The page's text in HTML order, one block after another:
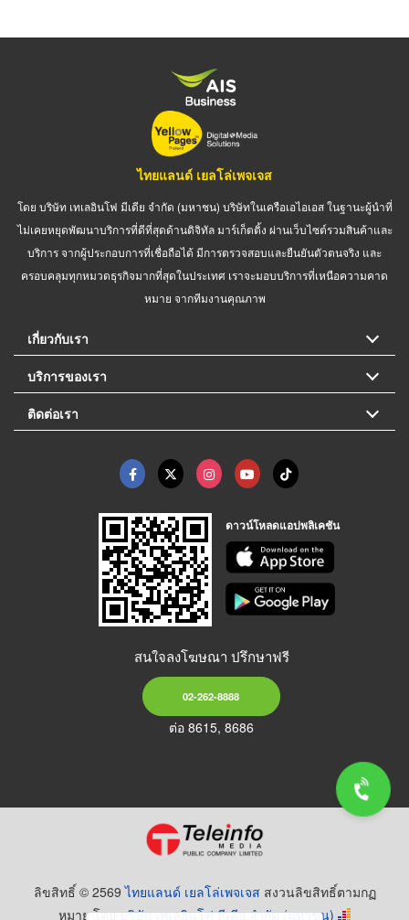
ไทยแลนด์ เยลโล่เพจเจส
โดย บริษัท เทเลอินโฟ มีเดีย จำกัด (มหาชน) บริษัทในเครือเอไอเอส ในฐานะผู้นำที่
ไม่เคยหยุดพัฒนาบริการที่ดีที่สุดด้านดิจิทัล มาร์เก็ตติ้ง ผ่านเว็บไซต์รวมสินค้าและ
บริการ จากผู้ประกอบการที่เชื่อถือได้ มีการตรวจสอบและยืนยันตัวตนจริง และ
ครอบคลุมทุกหมวดธุรกิจมากที่สุดในประเทศ เราจะมอบบริการที่เหนือความคาด
หมาย จากทีมงานคุณภาพ
เกี่ยวกับเรา
บริการของเรา
ติดต่อเรา
ดาวน์โหลดแอปพลิเคชัน
สนใจลงโฆษณา ปรึกษาฟรี
02-262-8888
ต่อ 8615, 8686
ลิขสิทธิ์ © 2569ไทยแลนด์ เยลโล่เพจเจส สงวนลิขสิทธิ์ตามกฏ
หมาย โดยบริษัท เทเลอินโฟ มีเดีย จำกัด (มหาชน)